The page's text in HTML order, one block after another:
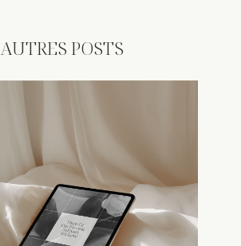
AUTRES POSTS